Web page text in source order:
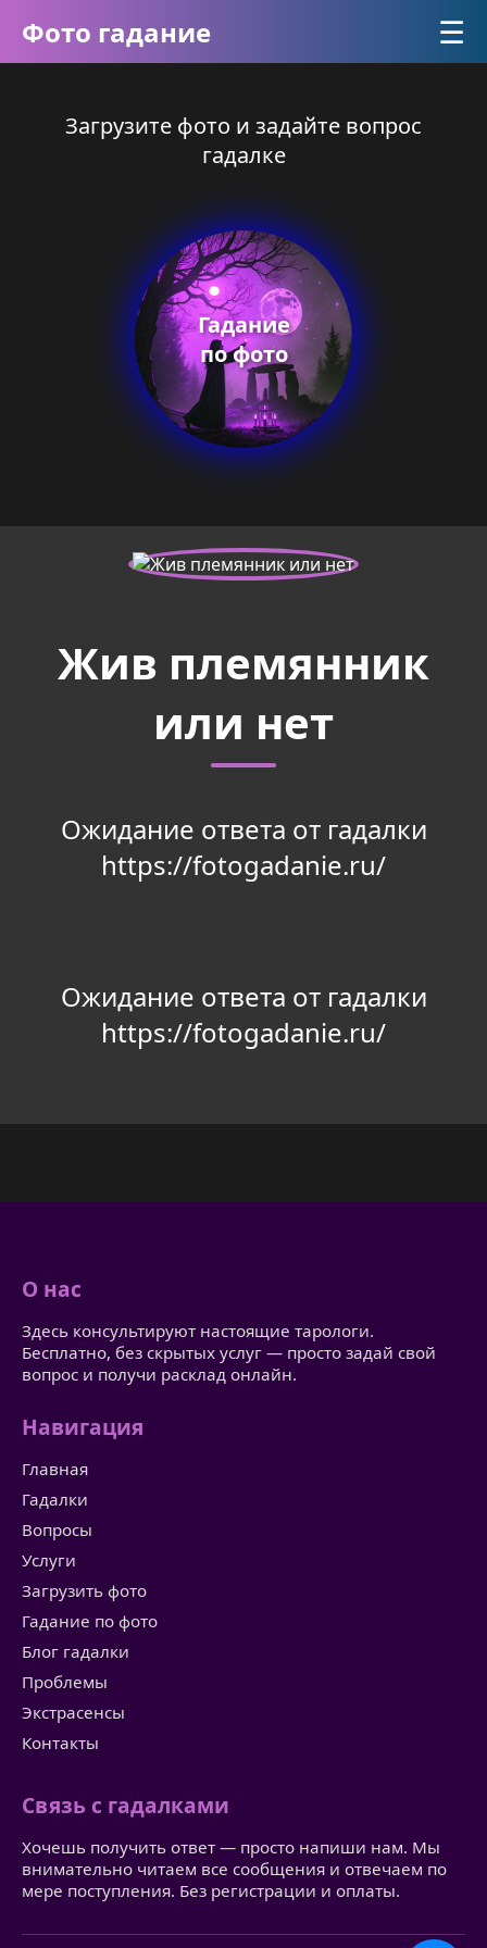
Фото гадание ☰
Загрузите фото и задайте вопрос
гадалке
Гадание
по фото
Жив племянник
или нет
Ожидание ответа от гадалки
https://fotogadanie.ru/
Ожидание ответа от гадалки
https://fotogadanie.ru/
О нас
Здесь консультируют настоящие тарологи.
Бесплатно, без скрытых услуг — просто задай свой
вопрос и получи расклад онлайн.
Навигация
Главная
Гадалки
Вопросы
Услуги
Загрузить фото
Гадание по фото
Блог гадалки
Проблемы
Экстрасенсы
Контакты
Связь с гадалками
Хочешь получить ответ — просто напиши нам. Мы
внимательно читаем все сообщения и отвечаем по
мере поступления. Без регистрации и оплаты.